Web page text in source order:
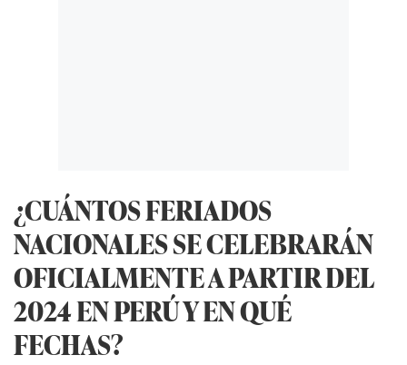
¿CUÁNTOS FERIADOS
NACIONALES SE CELEBRARÁN
OFICIALMENTE A PARTIR DEL
2024 EN PERÚ Y EN QUÉ
FECHAS?